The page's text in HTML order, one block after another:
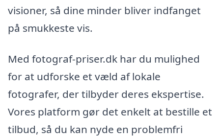
visioner, så dine minder bliver indfanget
på smukkeste vis.
Med fotograf-priser.dk har du mulighed
for at udforske et væld af lokale
fotografer, der tilbyder deres ekspertise.
Vores platform gør det enkelt at bestille et
tilbud, så du kan nyde en problemfri